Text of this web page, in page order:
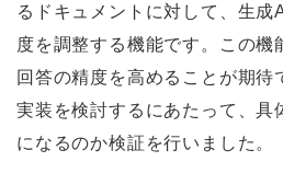
るドキュメントに対して、生成
度を調整する機能です。この機
回答の精度を高めることが期待
実装を検討するにあたって、具
になるのか検証を行いました。